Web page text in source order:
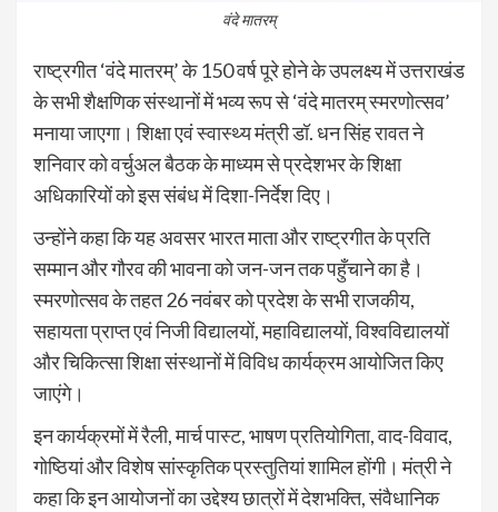
वंदे मातरम्
राष्ट्रगीत ‘वंदे मातरम्’ के 150 वर्ष पूरे होने के उपलक्ष्य में उत्तराखंड
के सभी शैक्षणिक संस्थानों में भव्य रूप से ‘वंदे मातरम् स्मरणोत्सव’
मनाया जाएगा। शिक्षा एवं स्वास्थ्य मंत्री डॉ. धन सिंह रावत ने
शनिवार को वर्चुअल बैठक के माध्यम से प्रदेशभर के शिक्षा
अधिकारियों को इस संबंध में दिशा-निर्देश दिए।
उन्होंने कहा कि यह अवसर भारत माता और राष्ट्रगीत के प्रति
सम्मान और गौरव की भावना को जन-जन तक पहुँचाने का है।
स्मरणोत्सव के तहत 26 नवंबर को प्रदेश के सभी राजकीय,
सहायता प्राप्त एवं निजी विद्यालयों, महाविद्यालयों, विश्वविद्यालयों
और चिकित्सा शिक्षा संस्थानों में विविध कार्यक्रम आयोजित किए
जाएंगे।
इन कार्यक्रमों में रैली, मार्च पास्ट, भाषण प्रतियोगिता, वाद-विवाद,
गोष्ठियां और विशेष सांस्कृतिक प्रस्तुतियां शामिल होंगी। मंत्री ने
कहा कि इन आयोजनों का उद्देश्य छात्रों में देशभक्ति, संवैधानिक